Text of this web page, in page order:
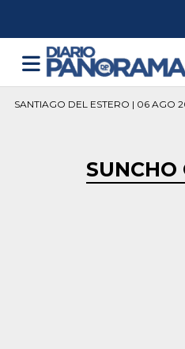
SANTIAGO DEL ESTERO | 06 AGO
SUNCHO